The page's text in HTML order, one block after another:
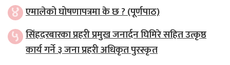
४ एमालेको घोषणापत्रमा के छ ? (पूर्णपाठ)
५ सिंहदरबारका प्रहरी प्रमुख जनार्दन घिमिरे सहित उत्कृष्ठ
कार्य गर्ने ३ जना प्रहरी अधिकृत पुरस्कृत